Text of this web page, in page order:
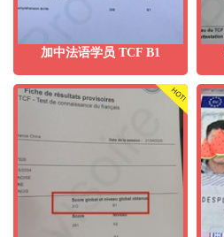
加中法语学员 TCF B1